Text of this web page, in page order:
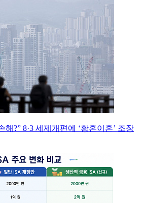
해?” 8·3 세제개편에 ‘황혼이혼’ 조장